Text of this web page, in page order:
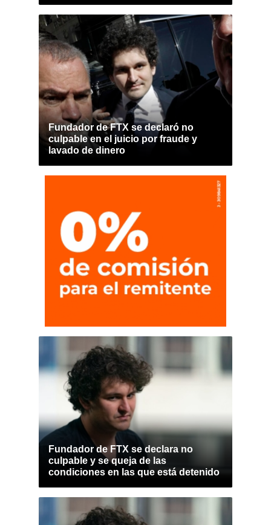
Fundador de FTX se declaró no
culpable en el juicio por fraude y
lavado de dinero
Fundador de FTX se declara no
culpable y se queja de las
condiciones en las que está detenido